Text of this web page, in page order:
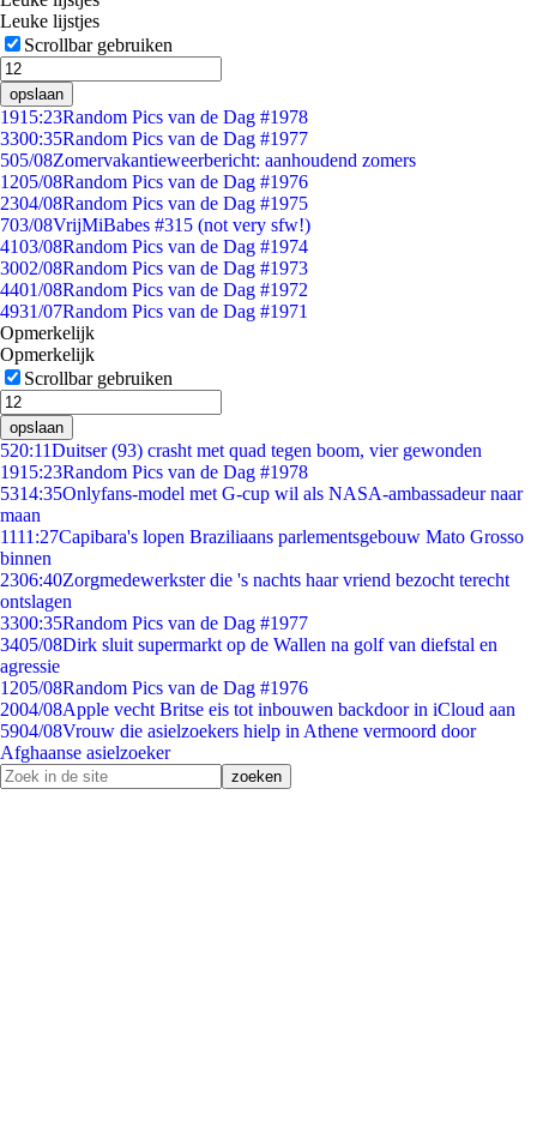
Leuke lijstjes
Scrollbar gebruiken
opslaan
1915:23Random Pics van de Dag #1978
3300:35Random Pics van de Dag #1977
505/08Zomervakantieweerbericht: aanhoudend zomers
1205/08Random Pics van de Dag #1976
2304/08Random Pics van de Dag #1975
703/08VrijMiBabes #315 (not very sfw!)
4103/08Random Pics van de Dag #1974
3002/08Random Pics van de Dag #1973
4401/08Random Pics van de Dag #1972
4931/07Random Pics van de Dag #1971
Opmerkelijk
Opmerkelijk
Scrollbar gebruiken
opslaan
520:11Duitser (93) crasht met quad tegen boom, vier gewonden
1915:23Random Pics van de Dag #1978
5314:35Onlyfans-model met G-cup wil als NASA-ambassadeur naar
maan
1111:27Capibara's lopen Braziliaans parlementsgebouw Mato Grosso
binnen
2306:40Zorgmedewerkster die 's nachts haar vriend bezocht terecht
ontslagen
3300:35Random Pics van de Dag #1977
3405/08Dirk sluit supermarkt op de Wallen na golf van diefstal en
agressie
1205/08Random Pics van de Dag #1976
2004/08Apple vecht Britse eis tot inbouwen backdoor in iCloud aan
5904/08Vrouw die asielzoekers hielp in Athene vermoord door
Afghaanse asielzoeker